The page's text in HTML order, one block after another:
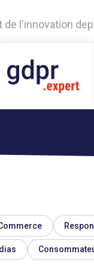
de l'innovation